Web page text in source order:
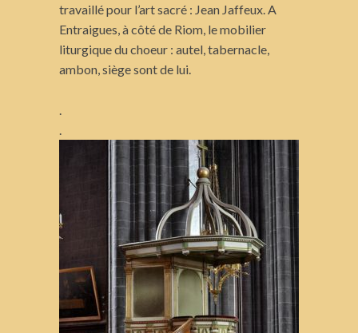
travaillé pour l’art sacré : Jean Jaffeux. A
Entraigues, à côté de Riom, le mobilier
liturgique du choeur : autel, tabernacle,
ambon, siège sont de lui.